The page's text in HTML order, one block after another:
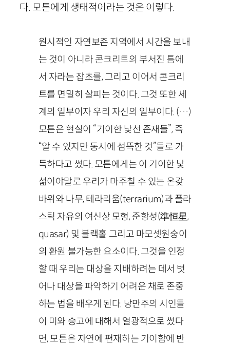
다. 모튼에게 생태적이라는 것은 이렇다.
원시적인 자연보존 지역에서 시간을 보내
는 것이 아니라 콘크리트의 부서진 틈에
서 자라는 잡초를, 그리고 이어서 콘크리
트를 면밀히 살피는 것이다. 그것 또한 세
계의 일부이자 우리 자신의 일부이다. (…)
모튼은 현실이 “기이한 낯선 존재들”, 즉
“알 수 있지만 동시에 섬뜩한 것”들로 가
득하다고 썼다. 모튼에게는 이 기이한 낯
섦이야말로 우리가 마주칠 수 있는 온갖
바위와 나무, 테라리움(terrarium)과 플라
스틱 자유의 여신상 모형, 준항성(準恒星,
quasar) 및 블랙홀 그리고 마모셋원숭이
의 환원 불가능한 요소이다. 그것을 인정
할 때 우리는 대상을 지배하려는 데서 벗
어나 대상을 파악하기 어려운 채로 존중
하는 법을 배우게 된다. 낭만주의 시인들
이 미와 숭고에 대해서 열광적으로 썼다
면, 모튼은 자연에 편재하는 기이함에 반